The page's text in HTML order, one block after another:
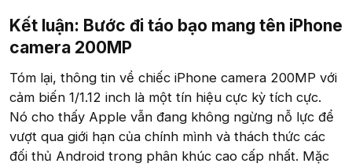
Kết luận: Bước đi táo bạo mang tên iPhone
camera 200MP​
Tóm lại, thông tin về chiếc iPhone camera 200MP với
cảm biến 1/1.12 inch là một tín hiệu cực kỳ tích cực.
Nó cho thấy Apple vẫn đang không ngừng nỗ lực để
vượt qua giới hạn của chính mình và thách thức các
đối thủ Android trong phân khúc cao cấp nhất. Mặc